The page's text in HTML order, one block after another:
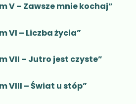
V – Zawsze mnie kochaj”
VI – Liczba życia”
VII – Jutro jest czyste”
VIII – Świat u stóp”